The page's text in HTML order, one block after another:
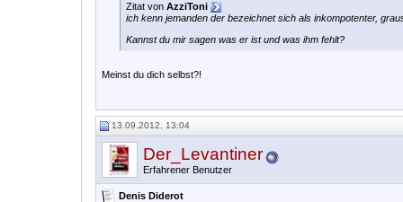
Zitat von AzziToni
ich kenn jemanden der bezeichnet sich als inkompotenter,
Kannst du mir sagen was er ist und was ihm fehlt?
Meinst du dich selbst?!
13.09.2012, 13:04
Der_Levantiner
Erfahrener Benutzer
Denis Diderot